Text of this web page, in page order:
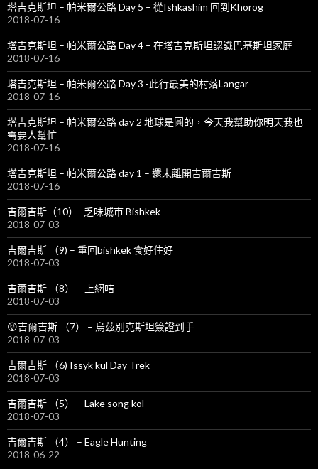
塔吉克斯坦 – 帕米爾公路 Day 5 – 從Ishkashim 回到Khorog
2018-07-16
塔吉克斯坦 – 帕米爾公路 Day 4 – 在塔吉克斯坦認識巴基斯坦家庭
2018-07-16
塔吉克斯坦 – 帕米爾公路 Day 3 -此行最美的村落Langar
2018-07-16
塔吉克斯坦 – 帕米爾公路 day 2 地球是圓的，今天我幫助你明天我也
需要人幫忙
2018-07-16
塔吉克斯坦 – 帕米爾公路 day 1 – 還未離開吉爾吉斯
2018-07-16
吉爾吉斯（10）- 乏味城市 Bishkek
2018-07-03
吉爾吉斯 （9) – 重回bishkek 食好住好
2018-07-03
吉爾吉斯 （8） – 上網咭
2018-07-03
😝吉爾吉斯 （7） – 烏茲別克斯坦簽證到手
2018-07-03
吉爾吉斯 （6) Issyk kul Day Trek
2018-07-03
吉爾吉斯 （5） – Lake song kol
2018-07-03
吉爾吉斯 （4） – Eagle Hunting
2018-06-22